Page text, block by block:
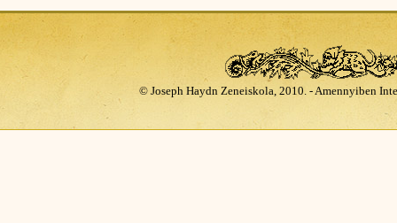
© Joseph Haydn Zeneiskola, 2010. - Amennyiben